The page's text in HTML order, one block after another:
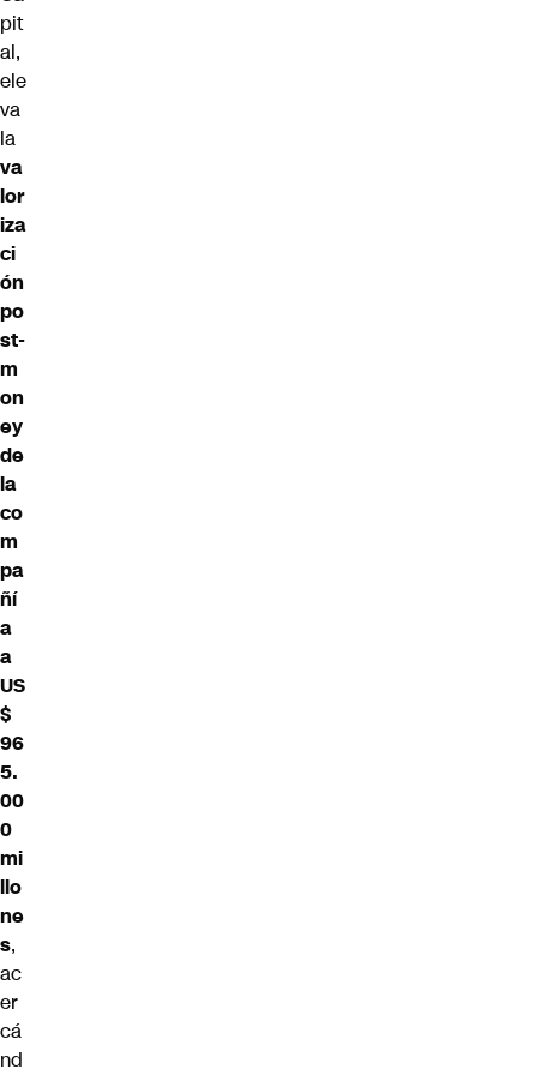
pit
al,
ele
va
la
va
lor
iza
ci
ón
po
st-
m
on
ey
de
la
co
m
pa
ñí
a
a
US
$
96
5.
00
0
mi
llo
ne
s,
ac
er
cá
nd